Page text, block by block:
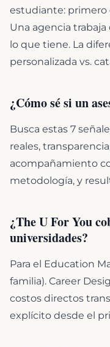
estudiante: primero
Una agencia
lo que tiene. La
personalizada vs.
¿Cómo sé si un
Busca estas 7
reales,
acompañamiento
metodología, y
¿The U For You
universidades?
Para el Education
familia). Career
costos directos
explícito desde el